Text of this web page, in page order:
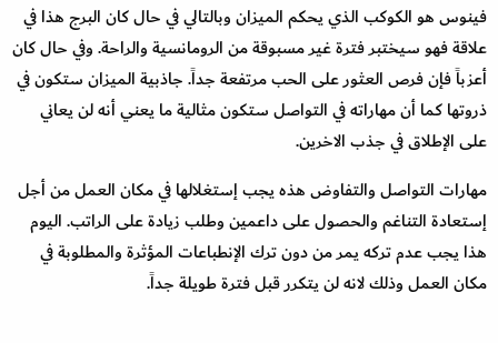
فينوس هو الكوكب الذي يحكم الميزان وبالتالي في حال كان البرج هذا في
علاقة فهو سيختبر فترة غير مسبوقة من الرومانسية والراحة. وفي حال كان
أعزباً فإن فرص العثور على الحب مرتفعة جداً. جاذبية الميزان ستكون في
ذروتها كما أن مهاراته في التواصل ستكون مثالية ما يعني أنه لن يعاني
على الإطلاق في جذب الاخرين.
مهارات التواصل والتفاوض هذه يجب إستغلالها في مكان العمل من أجل
إستعادة التناغم والحصول على داعمين وطلب زيادة على الراتب. اليوم
هذا يجب عدم تركه يمر من دون ترك الإنطباعات المؤثرة والمطلوبة في
مكان العمل وذلك لانه لن يتكرر قبل فترة طويلة جداً.